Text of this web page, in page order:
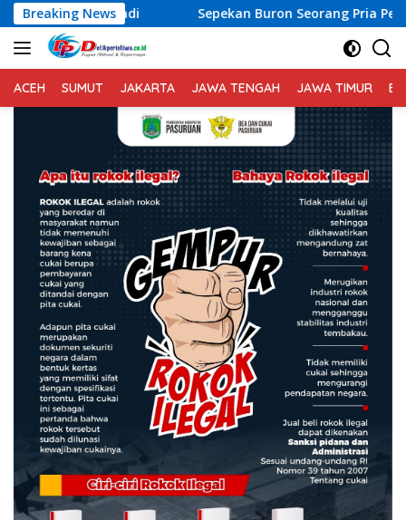
Langsung
ke
konten
Breaking News
Sepekan Buron Seorang Pria Pelaku Curas Berhasil
ACEH SUMUT JAKARTA JAWA TENGAH JAWA TIMUR